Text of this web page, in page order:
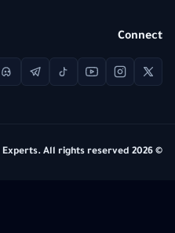
Connect
© 2026 Modern Money Experts. All rights reserved.